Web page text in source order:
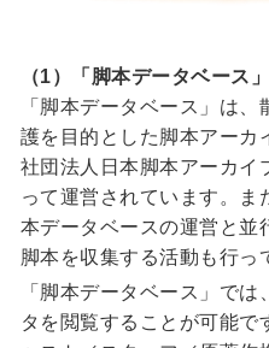
（1）「脚本データベース
「脚本データベース」は
護を目的とした脚本アーカ
社団法人日本脚本アーカイ
って運営されています。ま
本データベースの運営と並
脚本を収集する活動も行っ
「脚本データベース」で
タを閲覧することが可能で